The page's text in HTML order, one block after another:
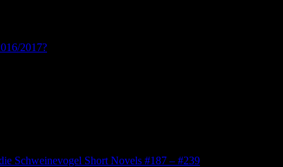
2017?
Schweinevogel Short Novels #187 – #239